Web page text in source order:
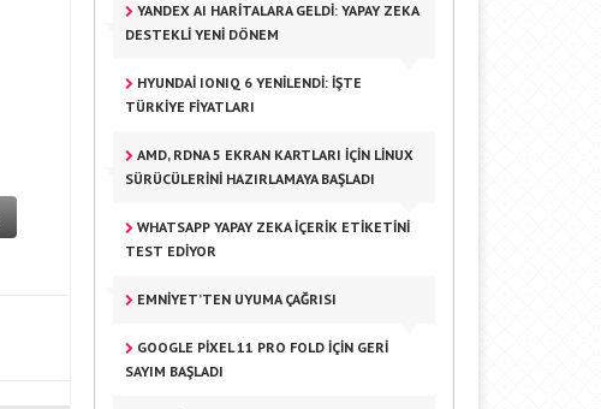
YANDEX AI HARITALARA GELDI: YAPAY ZEKA
DESTEKLI YENI DÖNEM
HYUNDAI IONIQ 6 YENILENDI: İŞTE
TÜRKIYE FIYATLARI
AMD, RDNA 5 EKRAN KARTLARI İÇIN LINUX
SÜRÜCÜLERINI HAZIRLAMAYA BAŞLADI
WHATSAPP YAPAY ZEKA İÇERIK ETIKETINI
TEST EDIYOR
EMNIYET’TEN UYUMA ÇAĞRISI
GOOGLE PIXEL 11 PRO FOLD IÇIN GERI
SAYIM BAŞLADI